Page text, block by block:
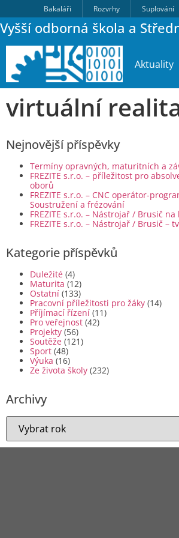
Bakaláři Rozvrhy Suplování
Vyšší odborná škola a
Aktuality
virtuální
Nejnovější příspěvky
Termíny opravných, maturitních a
FREZITE s.r.o. – příležitost pro
oborů
FREZITE s.r.o. – CNC operátor-
Soustružení a frézování
FREZITE s.r.o. – Nástrojař / Brusič
FREZITE s.r.o. – Nástrojař / Brusič –
Kategorie příspěvků
Duležité (4)
Maturita (12)
Ostatní (133)
Pracovní příležitosti pro žáky (14)
Příjímací řízení (11)
Pro veřejnost (42)
Projekty (56)
Soutěže (121)
Sport (48)
Výuka (16)
Ze života školy (232)
Archivy